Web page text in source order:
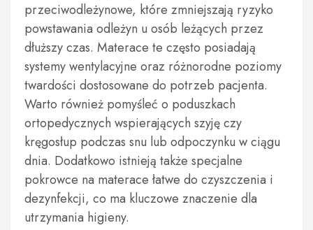
przeciwodleżynowe, które zmniejszają ryzyko
powstawania odleżyn u osób leżących przez
dłuższy czas. Materace te często posiadają
systemy wentylacyjne oraz różnorodne poziomy
twardości dostosowane do potrzeb pacjenta.
Warto również pomyśleć o poduszkach
ortopedycznych wspierających szyję czy
kręgosłup podczas snu lub odpoczynku w ciągu
dnia. Dodatkowo istnieją także specjalne
pokrowce na materace łatwe do czyszczenia i
dezynfekcji, co ma kluczowe znaczenie dla
utrzymania higieny.